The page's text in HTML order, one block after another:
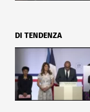
DI TENDENZA